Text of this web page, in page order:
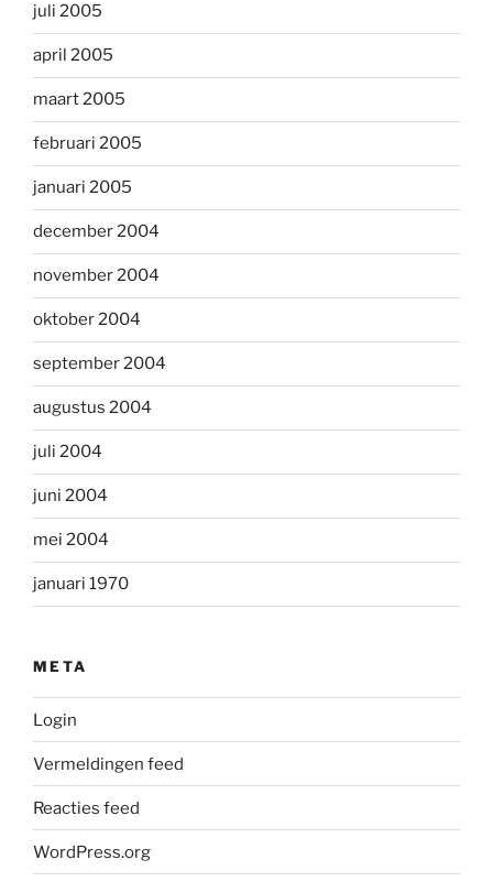
juli 2005
april 2005
maart 2005
februari 2005
januari 2005
december 2004
november 2004
oktober 2004
september 2004
augustus 2004
juli 2004
juni 2004
mei 2004
januari 1970
META
Login
Vermeldingen feed
Reacties feed
WordPress.org